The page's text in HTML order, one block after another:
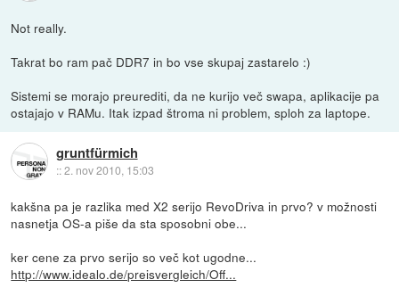
Not really.
Takrat bo ram pač DDR7 in bo vse skupaj zastarelo :)
Sistemi se morajo preurediti, da ne kurijo več swapa, aplikacije pa
ostajajo v RAMu. Itak izpad štroma ni problem, sploh za laptope.
gruntfürmich
::2. nov 2010, 15:03
kakšna pa je razlika med X2 serijo RevoDriva in prvo? v možnosti
nasnetja OS-a piše da sta sposobni obe...
ker cene za prvo serijo so več kot ugodne...
http://www.idealo.de/preisvergleich/Off...